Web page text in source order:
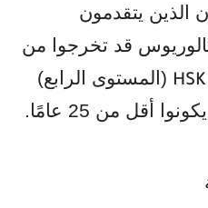
الذين يتقدمون
قد تخرجوا من
HSK (المستوى الرابع)